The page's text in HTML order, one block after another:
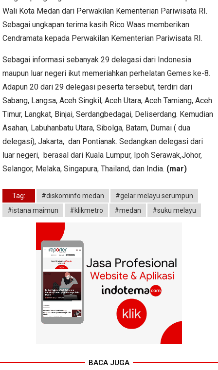
Wali Kota Medan dari Perwakilan Kementerian Pariwisata RI.
Sebagai ungkapan terima kasih Rico Waas memberikan
Cendramata kepada Perwakilan Kementerian Pariwisata RI.
Sebagai informasi sebanyak 29 delegasi dari Indonesia
maupun luar negeri ikut memeriahkan perhelatan Gemes ke-8.
Adapun 20 dari 29 delegasi peserta tersebut, terdiri dari
Sabang, Langsa, Aceh Singkil, Aceh Utara, Aceh Tamiang, Aceh
Timur, Langkat, Binjai, Serdangbedagai, Deliserdang. Kemudian
Asahan, Labuhanbatu Utara, Sibolga, Batam, Dumai ( dua
delegasi), Jakarta, dan Pontianak. Sedangkan delegasi dari
luar negeri, berasal dari Kuala Lumpur, Ipoh Serawak,Johor,
Selangor, Melaka, Singapura, Thailand, dan India. (mar)
Tag: #diskominfo medan
#gelar melayu serumpun
#istana maimun
#klikmetro #medan #suku melayu
BACA JUGA